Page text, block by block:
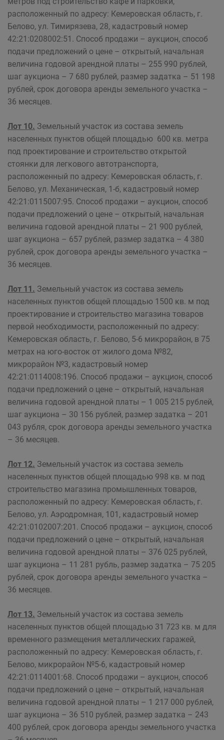
расположенный по адресу: Кемеровская область, г.
Белово, ул. Тимирязева, 28, кадастровый номер
42:21:0208002:51. Способ продажи – аукцион, способ
подачи предложений о цене – открытый, начальная
величина годовой арендной платы – 255 990 рублей,
шаг аукциона – 7 680 рублей, размер задатка – 51 198
рублей, срок договора аренды земельного участка –
36 месяцев.
Лот 10. Земельный участок из состава земель
населенных пунктов общей площадью 600 кв. метра
под проектирование и строительство открытой
стоянки для легкового автотранспорта,
расположенный по адресу: Кемеровская область, г.
Белово, ул. Механическая, 1-б, кадастровый номер
42:21:0115007:95. Способ продажи – аукцион, способ
подачи предложений о цене – открытый, начальная
величина годовой арендной платы – 21 900 рублей,
шаг аукциона – 657 рублей, размер задатка – 4 380
рублей, срок договора аренды земельного участка –
36 месяцев.
Лот 11. Земельный участок из состава земель
населенных пунктов общей площадью 1500 кв. м под
проектирование и строительство магазина товаров
первой необходимости, расположенный по адресу:
Кемеровская область, г. Белово, 5-6 микрорайон, в 75
метрах на юго-восток от жилого дома №82,
микрорайон №3, кадастровый номер
42:21:0114008:196. Способ продажи – аукцион, способ
подачи предложений о цене – открытый, начальная
величина годовой арендной платы – 1 005 215 рублей,
шаг аукциона – 30 156 рублей, размер задатка – 201
043 рубля, срок договора аренды земельного участка
– 36 месяцев.
Лот 12. Земельный участок из состава земель
населенных пунктов общей площадью 998 кв. м под
строительство магазина промышленных товаров,
расположенный по адресу: Кемеровская область, г.
Белово, ул. Аэродромная, 101, кадастровый номер
42:21:0102007:201. Способ продажи – аукцион, способ
подачи предложений о цене – открытый, начальная
величина годовой арендной платы – 376 025 рублей,
шаг аукциона – 11 281 рубль, размер задатка – 75 205
рублей, срок договора аренды земельного участка –
36 месяцев.
Лот 13. Земельный участок из состава земель
населенных пунктов общей площадью 31 723 кв. м для
временного размещения металлических гаражей,
расположенный по адресу: Кемеровская область, г.
Белово, микрорайон №5-6, кадастровый номер
42:21:0114001:68. Способ продажи – аукцион, способ
подачи предложений о цене – открытый, начальная
величина годовой арендной платы – 1 217 000 рублей,
шаг аукциона – 36 510 рублей, размер задатка – 243
400 рублей, срок договора аренды земельного участка